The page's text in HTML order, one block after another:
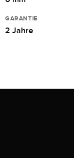
GARANTIE
2 Jahre